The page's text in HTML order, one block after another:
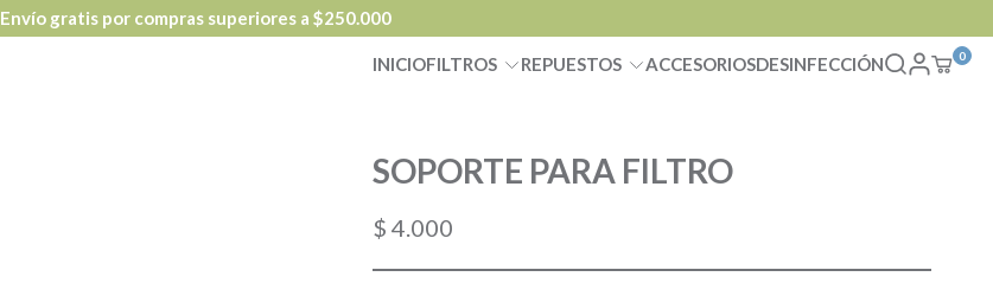
Envío gratis por compras superiores a $250.000
INICIOFILTROS REPUESTOS ACCESORIOSDESINFECCIÓN 0
SOPORTE PARA FILTRO
$ 4.000